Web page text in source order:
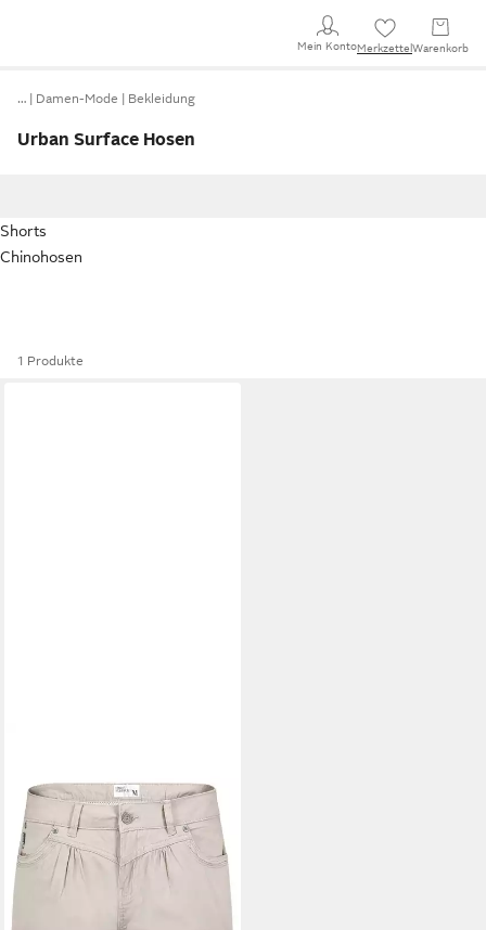
Mein KontoMerkzettel Warenkorb
… Damen-Mode Bekleidung
Urban Surface Hosen
Shorts
Chinohosen
1 Produkte